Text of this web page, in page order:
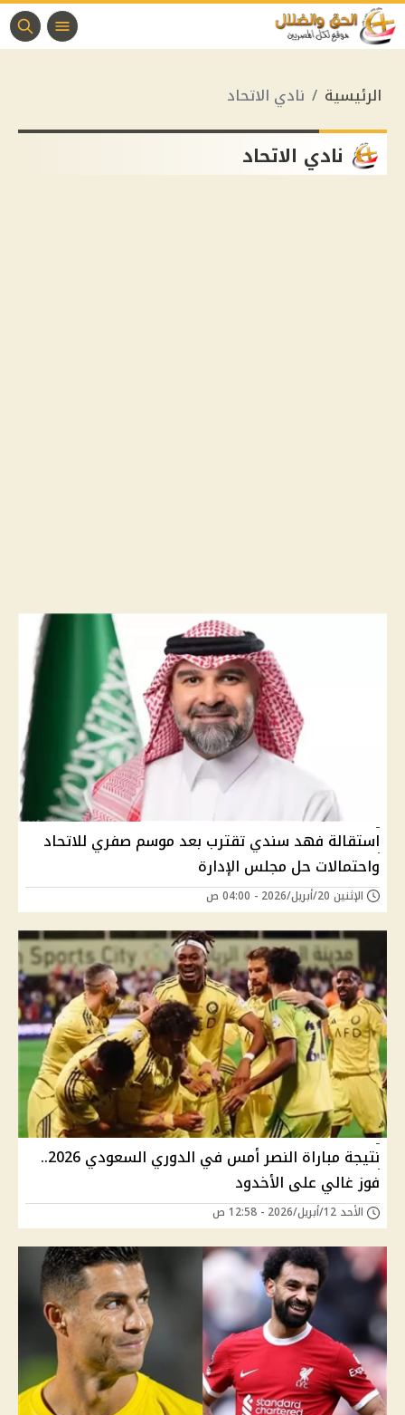
الرئيسية نادي الاتحاد
نادي الاتحاد
استقالة فهد سندي تقترب بعد موسم صفري للاتحاد
واحتمالات حل مجلس الإدارة
الإثنين 20/أبريل/2026 - 04:00 ص
نتيجة مباراة النصر أمس في الدوري السعودي 2026..
فوز غالي على الأخدود
الأحد 12/أبريل/2026 - 12:58 ص